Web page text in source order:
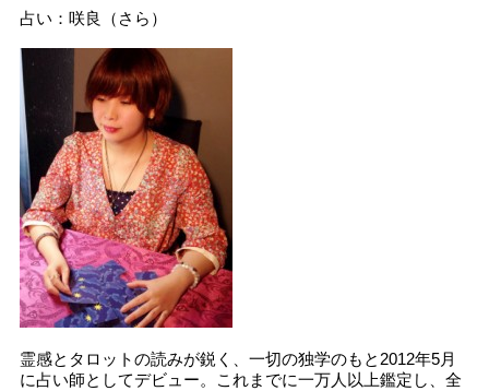
占い：咲良（さら）
霊感とタロットの読みが鋭く、一切の独学のもと2012年5月
に占い師としてデビュー。これまでに一万人以上鑑定し、全